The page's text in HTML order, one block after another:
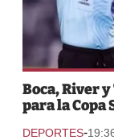
Boca, River
para la Copa
DEPORTES-